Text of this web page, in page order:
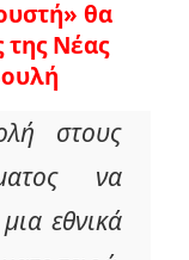
θα
της Νέας
στους
να
εθνικά